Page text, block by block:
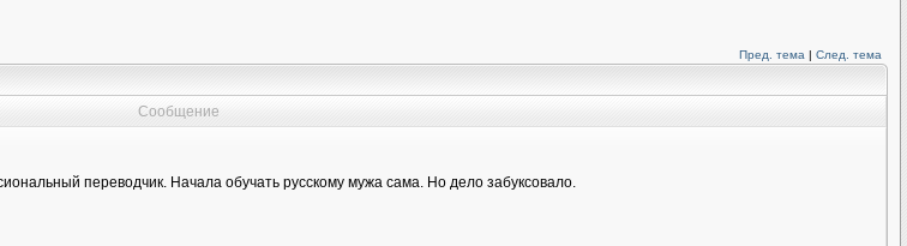
Пред. тема | След. тема
Сообщение
переводчик. Начала обучать русскому мужа сама. Но дело забуксовало.